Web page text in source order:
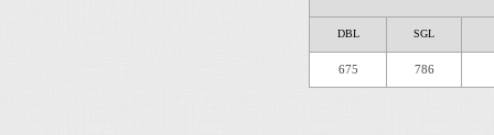
DBL SGL
675 786